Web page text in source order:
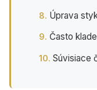
Úprava
Často
Súvisiace